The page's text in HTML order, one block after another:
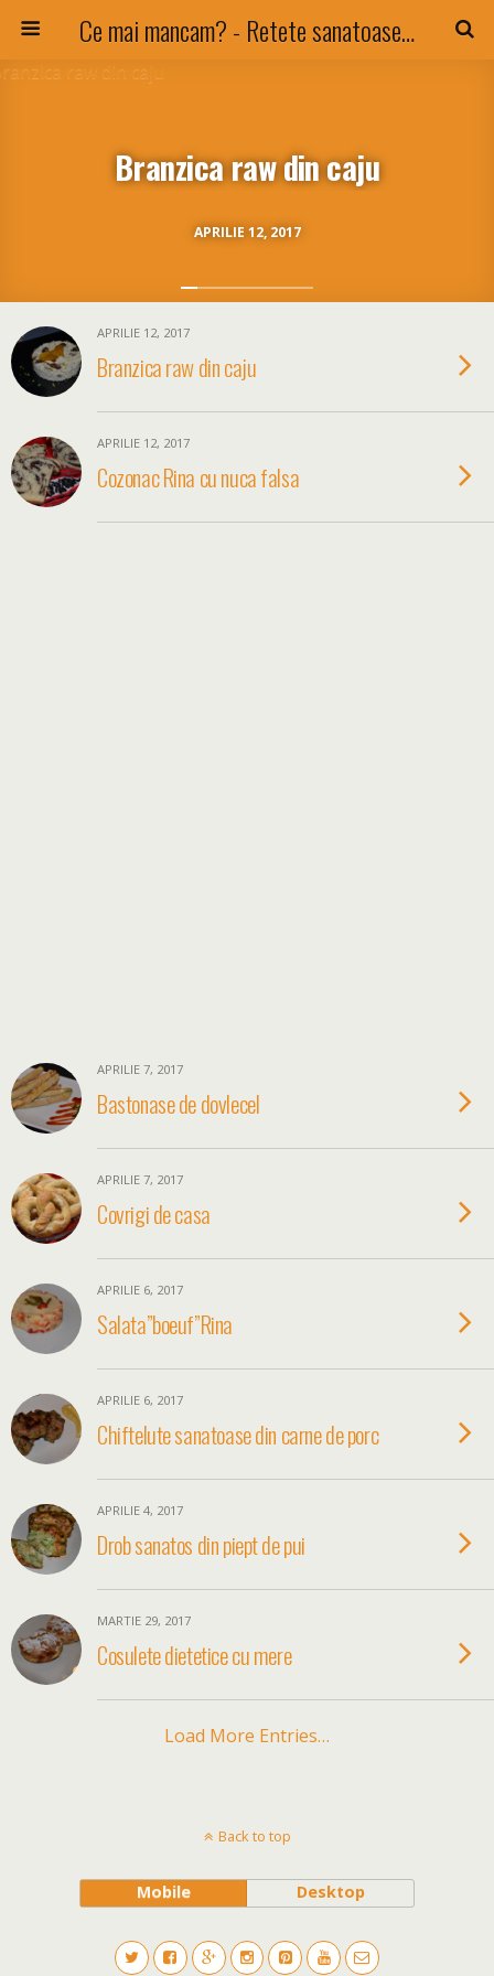
Ce mai mancam? - Retete sanatoase si nu numai !
APRILIE 12, 2017
Branzica raw din caju
APRILIE 12, 2017
Branzica raw din caju
APRILIE 12, 2017
Cozonac Rina cu nuca falsa
APRILIE 7, 2017
Bastonase de dovlecel
APRILIE 7, 2017
Covrigi de casa
APRILIE 6, 2017
Salata”boeuf”Rina
APRILIE 6, 2017
Chiftelute sanatoase din carne de porc
APRILIE 4, 2017
Drob sanatos din piept de pui
MARTIE 29, 2017
Cosulete dietetice cu mere
Load More Entries…
Back to top
Mobile Desktop